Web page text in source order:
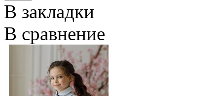
В закладки
В сравнение